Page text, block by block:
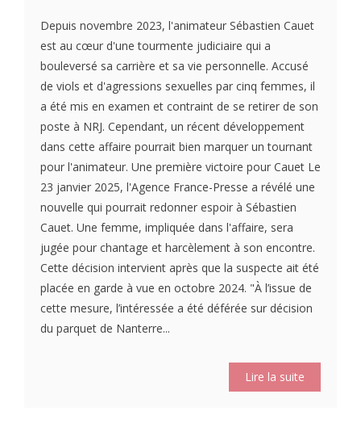
Depuis novembre 2023, l'animateur Sébastien Cauet
est au cœur d'une tourmente judiciaire qui a
bouleversé sa carrière et sa vie personnelle. Accusé
de viols et d'agressions sexuelles par cinq femmes, il
a été mis en examen et contraint de se retirer de son
poste à NRJ. Cependant, un récent développement
dans cette affaire pourrait bien marquer un tournant
pour l'animateur. Une première victoire pour Cauet Le
23 janvier 2025, l'Agence France-Presse a révélé une
nouvelle qui pourrait redonner espoir à Sébastien
Cauet. Une femme, impliquée dans l'affaire, sera
jugée pour chantage et harcèlement à son encontre.
Cette décision intervient après que la suspecte ait été
placée en garde à vue en octobre 2024. "À l’issue de
cette mesure, l’intéressée a été déférée sur décision
du parquet de Nanterre...
Lire la suite